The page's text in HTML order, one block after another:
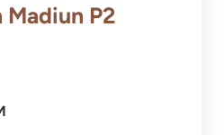
Madiun P2